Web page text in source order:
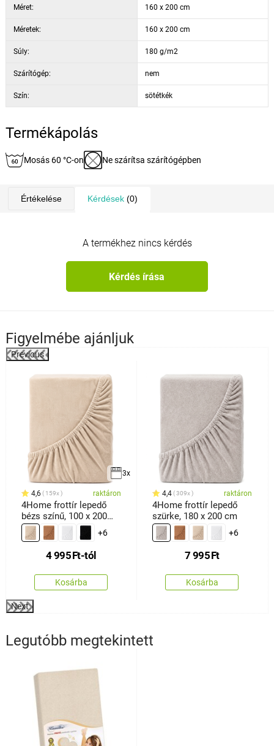
Méret: 160 x 200 cm
Méretek: 160 x 200 cm
Súly: 180 g/m2
Szárítógép: nem
Szín: sötétkék
Termékápolás
Mosás 60 °C-on Ne szárítsa szárítógépben
Értékelése Kérdések(0)
A termékhez nincs kérdés
Kérdés írása
Figyelmébe ajánljuk
Previous
3x
4,6 159x raktáron
4Home frottír lepedő
bézs színű, 100 x 200
cm
+6
4 995Ft-tól
Kosárba
4,4 309x raktáron
4Home frottír lepedő
szürke, 180 x 200 cm
+6
7 995Ft
Kosárba
Next
Legutóbb megtekintett